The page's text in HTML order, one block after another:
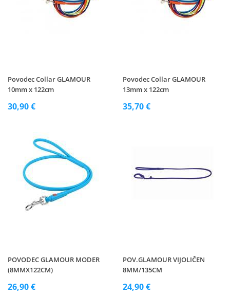
Povodec Collar GLAMOUR
10mm x 122cm
30,90 €
Povodec Collar GLAMOUR
13mm x 122cm
35,70 €
POVODEC GLAMOUR MODER
(8MMX122CM)
26,90 €
POV.GLAMOUR VIJOLIČEN
8MM/135CM
24,90 €